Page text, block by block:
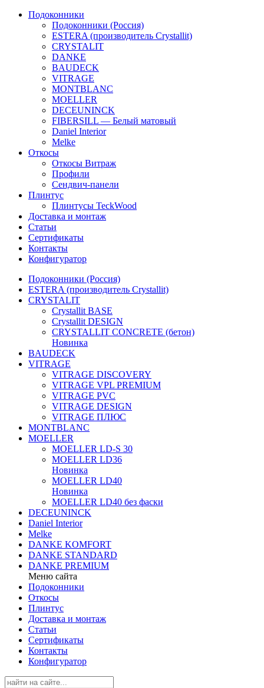
Подоконники
Подоконники (Россия)
ESTERA (производитель Crystallit)
CRYSTALIT
DANKE
BAUDECK
VITRAGE
MONTBLANC
MOELLER
DECEUNINCK
FIBERSILL — Белый матовый
Daniel Interior
Melke
Откосы
Откосы Витраж
Профили
Сендвич-панели
Плинтус
Плинтусы TeckWood
Доставка и монтаж
Статьи
Сертификаты
Контакты
Конфигуратор
Подоконники (Россия)
ESTERA (производитель Crystallit)
CRYSTALIT
Crystallit BASE
Crystallit DESIGN
CRYSTALLIT CONCRETE (бетон)
Новинка
BAUDECK
VITRAGE
VITRAGE DISCOVERY
VITRAGE VPL PREMIUM
VITRAGE PVC
VITRAGE DESIGN
VITRAGE ПЛЮС
MONTBLANC
MOELLER
MOELLER LD-S 30
MOELLER LD36
Новинка
MOELLER LD40
Новинка
MOELLER LD40 без фаски
DECEUNINCK
Daniel Interior
Melke
DANKE KOMFORT
DANKE STANDARD
DANKE PREMIUM
Меню сайта
Подоконники
Откосы
Плинтус
Доставка и монтаж
Статьи
Сертификаты
Контакты
Конфигуратор